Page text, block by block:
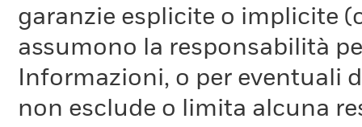
garanzie esplicite o implicite
assumono la responsabilità
Informazioni, o per eventuali
non esclude o limita alcuna